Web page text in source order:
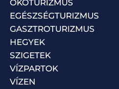
ÖKOTURIZMUS
EGÉSZSÉGTURIZMUS
GASZTROTURIZMUS
HEGYEK
SZIGETEK
VÍZPARTOK
VÍZEN